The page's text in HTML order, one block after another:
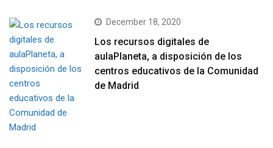
December 18, 2020
Los recursos digitales de
aulaPlaneta, a disposición de los
centros educativos de la Comunidad
de Madrid